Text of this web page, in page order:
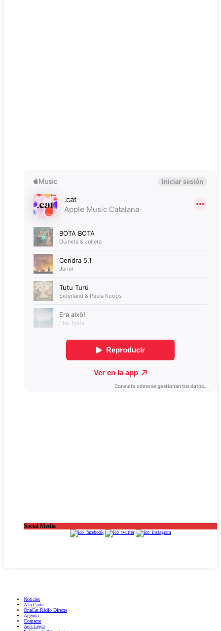
Social Media
Notícies
A la Carta
OnaCat.Ràdio Directe
Agenda
Contacte
Avís Legal